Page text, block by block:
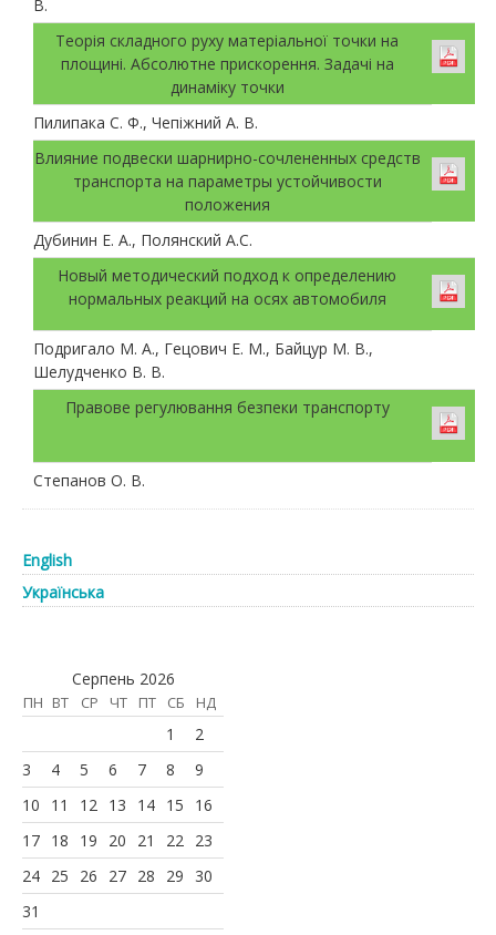
В.
Теорія складного руху матеріальної точки на
площині. Абсолютне прискорення. Задачі на
динаміку точки
Пилипака С. Ф., Чепіжний А. В.
Влияние подвески шарнирно-сочлененных средств
транспорта на параметры устойчивости
положения
Дубинин Е. А., Полянский А.С.
Новый методический подход к определению
нормальных реакций на осях автомобиля
Подригало М. А., Гецович Е. М., Байцур М. В.,
Шелудченко В. В.
Правове регулювання безпеки транспорту
Степанов О. В.
English
Українська
Серпень 2026
ПН ВТ СР ЧТ ПТ СБ НД
1
2
3
4 5 6 7 8
9
10
11 12 13 14 15
16
17 18 19 20 21 22
23
24 25 26 27 28 29
30
31